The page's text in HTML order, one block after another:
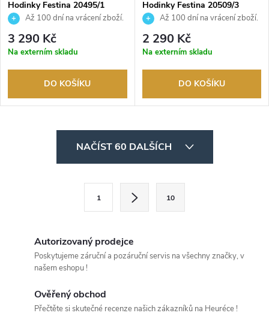
Hodinky Festina 20495/1
Až 100 dní na vrácení zboží.
Autorizovaný prodejce.
3 290 Kč
Na externím skladu
DO KOŠÍKU
Hodinky Festina 20509/3
Až 100 dní na vrácení zboží.
Autorizovaný prodejce.
2 290 Kč
Na externím skladu
DO KOŠÍKU
NAČÍST 60 DALŠÍCH
1 10
Autorizovaný prodejce
Poskytujeme záruční a pozáruční servis na všechny značky, v
našem eshopu !
Ověřený obchod
Přečtěte si skutečné recenze našich zákazníků na Heuréce !